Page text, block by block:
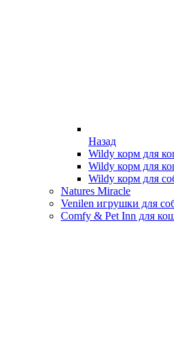
Назад
Wildy корм для
Wildy корм для
Wildy корм для
Natures Miracle
Venilen игрушки для
Comfy & Pet Inn для